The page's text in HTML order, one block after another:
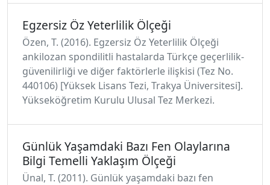
Egzersiz Öz Yeterlilik Ölçeği
Özen, T. (2016). Egzersiz Öz Yeterlilik Ölçeği
ankilozan spondilitli hastalarda Türkçe geçerlilik-
güvenilirliği ve diğer faktörlerle ilişkisi (Tez No.
440106) [Yüksek Lisans Tezi, Trakya Üniversitesi].
Yükseköğretim Kurulu Ulusal Tez Merkezi.
Günlük Yaşamdaki Bazı Fen Olaylarına
Bilgi Temelli Yaklaşım Ölçeği
Ünal, T. (2011). Günlük yaşamdaki bazı fen